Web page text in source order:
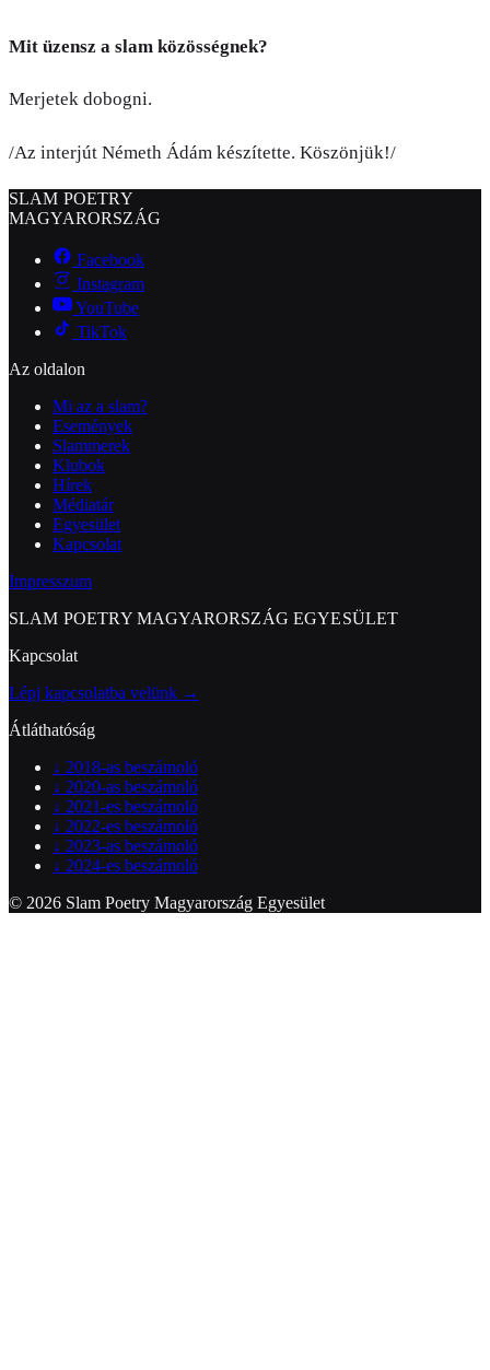
Mit üzensz a slam közösségnek?
Merjetek dobogni.
/Az interjút Németh Ádám készítette. Köszönjük!/
SLAM POETRY
MAGYARORSZÁG
Facebook
Instagram
YouTube
TikTok
Az oldalon
Mi az a slam?
Események
Slammerek
Klubok
Hírek
Médiatár
Egyesület
Kapcsolat
Impresszum
SLAM POETRY MAGYARORSZÁG EGYESÜLET
Kapcsolat
Lépj kapcsolatba velünk →
Átláthatóság
↓ 2018-as beszámoló
↓ 2020-as beszámoló
↓ 2021-es beszámoló
↓ 2022-es beszámoló
↓ 2023-as beszámoló
↓ 2024-es beszámoló
© 2026 Slam Poetry Magyarország Egyesület